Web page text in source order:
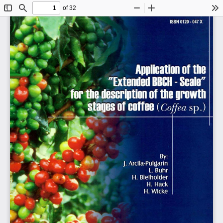
Toggle
Sidebar
Find
of 32
Zoom
ISSN 0120-047X
By:
J. Arcila-Pulgarín
L Buhr
H. Blelholder
H. Hack
H. Wicke
íI
ÍP 1
Applicationoftho
"ExtendedBBCH-Soato"
dascriptionofthegrowtli
* «tagaOofCOffOO (Coffea sp.)